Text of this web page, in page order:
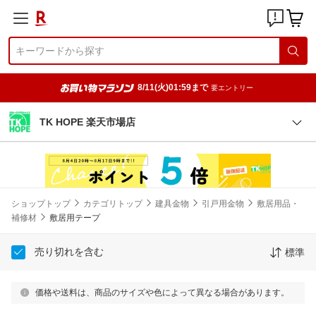
8/11(火)01:59まで 要エントリー
TK HOPE 楽天市場店
ショップトップ カテゴリトップ 建具金物 引戸用金物
敷居用品・
補修材
敷居用テープ
売り切れを含む 標準
価格や送料は、商品のサイズや色によって異なる場合があります。